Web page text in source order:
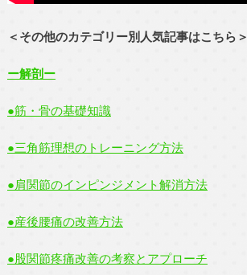
＜その他のカテゴリー別人気記事はこちら＞
ー解剖ー
●筋・骨の基礎知識
●三角筋理想のトレーニング方法
●肩関節のインピンジメント解消方法
●産後腰痛の改善方法
●股関節疼痛改善の考察とアプローチ